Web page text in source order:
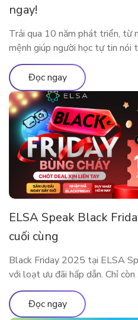
ngay!
Trải qua 10 năm phát triển,
mệnh giúp người học tự tin nói
đã trở thành nền tảng luyện
AI được hàng triệu người dùng
lựa chọn. Cột mốc 10 năm […]
Đọc ngay
ELSA Speak Black
cuối cùng
Black Friday 2025 tại ELSA
với loạt ưu đãi hấp dẫn. Chỉ
Triệu sắp cháy hàng! Đây là
hữu các gói ELSA Premium và
có. Trải nghiệm […]
Đọc ngay